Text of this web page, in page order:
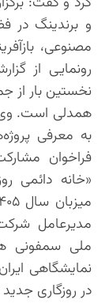
و برندینگ در
مصنوعی،
رونمایی از
نخستین بار از
همدلی است. وی
به معرفی
فراخوان
«خانه دائمی
مدیرعامل
ملی سمفونی
نمایشگاهی
در روزگاری